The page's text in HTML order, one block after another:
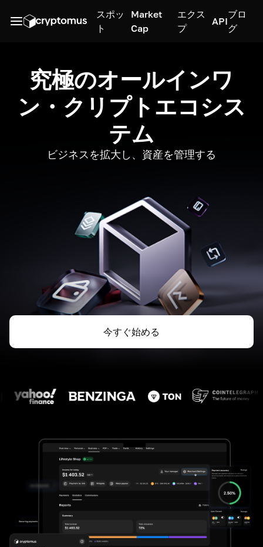
スポッ
ト
Market
Cap
エクス
プ
API
ブロ
グ
究極のオールインワ
ン・クリプトエコシス
テム
ビジネスを拡大し、資産を管理する
今すぐ始める